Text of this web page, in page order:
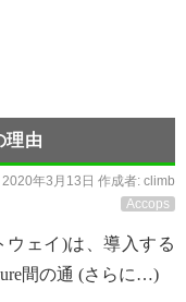
理由
2020年3月13日 作成者: climb
Accops
ウェイ)は、導入する
間の通 (さらに…)